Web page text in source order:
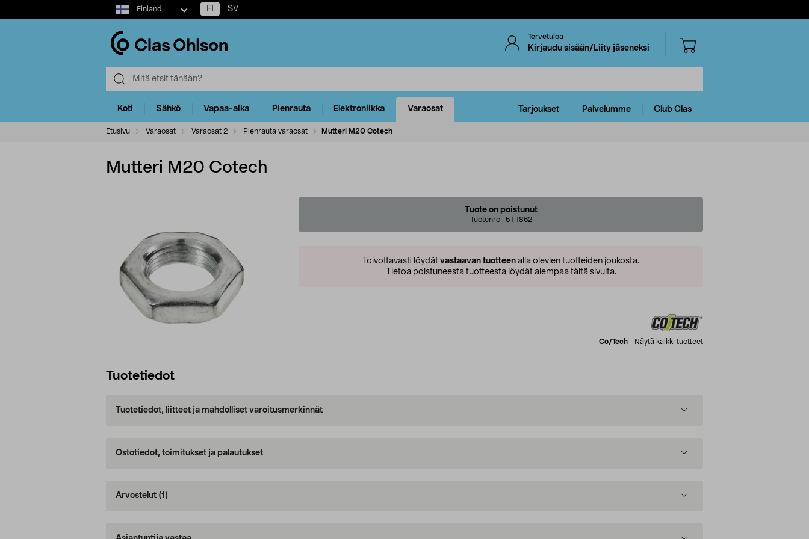
Select
market
Finland FI SV
Tervetuloa
Kirjaudu sisään/Liity jäseneksi
Koti Sähkö Vapaa-aika Pienrauta Elektroniikka Varaosat Tarjoukset Palvelumme Club Clas
Etusivu Varaosat Varaosat 2 Pienrauta varaosat Mutteri M20 Cotech
Mutteri M20 Cotech
Tuote on poistunut
Tuotenro: 51-1862
Toivottavasti löydät vastaavan tuotteen alla olevien tuotteiden joukosta.
Tietoa poistuneesta tuotteesta löydät alempaa tältä sivulta.
Co/tech - Näytä kaikki tuotteet
Tuotetiedot
Tuotetiedot, liitteet ja mahdolliset varoitusmerkinnät
Ostotiedot, toimitukset ja palautukset
Arvostelut (1)